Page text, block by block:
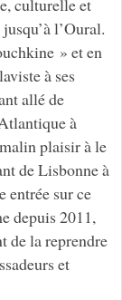
culturelle et
l’Oural.
» et en
à ses
allé de
à
plaisir à le
de Lisbonne à
entrée sur ce
depuis 2011,
de la reprendre
et